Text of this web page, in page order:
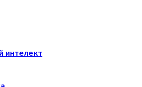
интелект